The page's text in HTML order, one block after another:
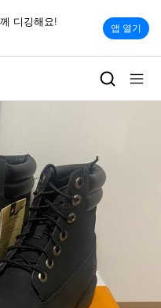
디깅해요!
앱 열기